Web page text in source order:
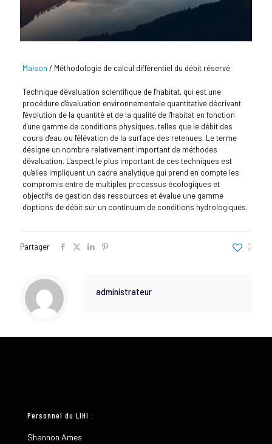
Maison / Méthodologie de calcul différentiel du débit réservé
Technique d'évaluation scientifique de l'habitat, qui est une
procédure d'évaluation environnementale quantitative décrivant
l'évolution de la quantité et de la qualité de l'habitat en fonction
d'une gamme de conditions physiques, telles que le débit des
cours d'eau ou l'élévation de la surface des retenues. Le terme
désigne un nombre relativement important de méthodes
d'évaluation. L'aspect le plus important de ces techniques est
qu'elles impliquent un cadre analytique qui prend en compte les
compromis entre de multiples processus écologiques et
objectifs de gestion des ressources et évalue une gamme
d'options de débit sur un continuum de conditions hydrologiques.
Partager 0
administrateur
Personnel du LIHI :
Shannon Ames